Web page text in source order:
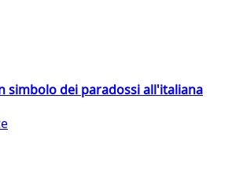
simbolo dei paradossi all'italiana